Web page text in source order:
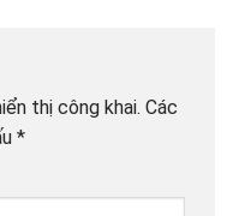
thị công khai. Các
*